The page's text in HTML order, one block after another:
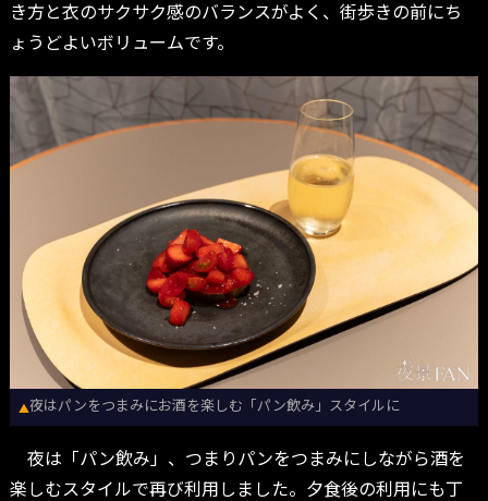
き方と衣のサクサク感のバランスがよく、街歩きの前にち
ょうどよいボリュームです。
▲夜はパンをつまみにお酒を楽しむ「パン飲み」スタイルに
夜は「パン飲み」、つまりパンをつまみにしながら酒を
楽しむスタイルで再び利用しました。夕食後の利用にも丁